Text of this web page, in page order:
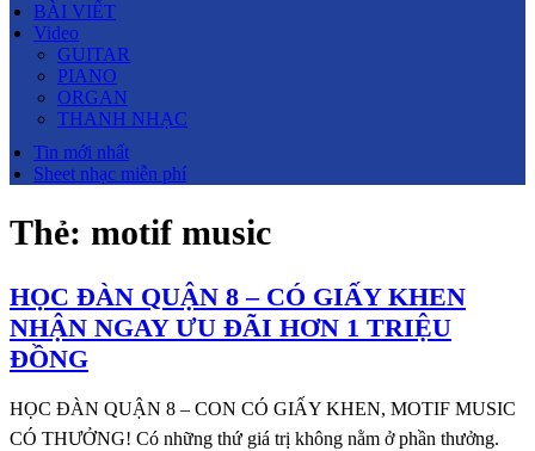
BÀI VIẾT
Video
GUITAR
PIANO
ORGAN
THANH NHẠC
Tin mới nhất
Sheet nhạc miễn phí
Thẻ: motif music
HỌC ĐÀN QUẬN 8 – CÓ GIẤY KHEN
NHẬN NGAY ƯU ĐÃI HƠN 1 TRIỆU
ĐỒNG
HỌC ĐÀN QUẬN 8 – CON CÓ GIẤY KHEN, MOTIF MUSIC
CÓ THƯỞNG! Có những thứ giá trị không nằm ở phần thưởng.